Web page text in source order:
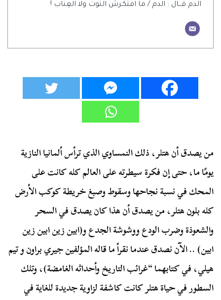
الدم قـــال : الدم / ما افتكـرش التوت ولا العِنّاب !
من يصدق أن هتلر، ذلك النمساوي الذي ترأس ألمانيا النازية
يومًا ما، حتى إن فكرة سيطرته على العالم كله كانت على
المحك في نسبة نجاحها وسقوط وصبغ خريطة كوكب الأرض
كله بلون هتلر، من يصدق أن هذا كان يصدق في السحر
والشعوذة وضرب الودع ووشوشة الجدع و(ابين زين ابين زين
ابين) .. الآن نصدق عندما نقرأ ما قاله المؤلفين جيري براون و تيم
هيلي، في كتابهما “غرائب التاريخ وأحداثه الغامضة)، وتلك
السطور في حياة هتلر كانت كاشفة لزاوية جديدة للغاية في